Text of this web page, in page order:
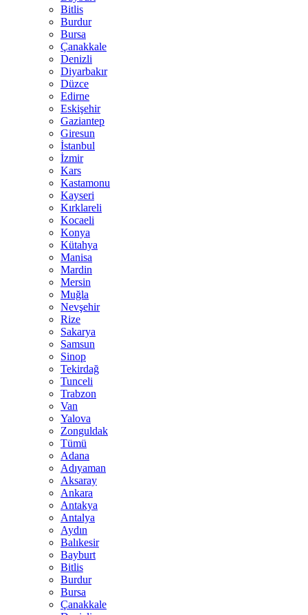
Bitlis
Burdur
Bursa
Çanakkale
Denizli
Diyarbakır
Düzce
Edirne
Eskişehir
Gaziantep
Giresun
İstanbul
İzmir
Kars
Kastamonu
Kayseri
Kırklareli
Kocaeli
Konya
Kütahya
Manisa
Mardin
Mersin
Muğla
Nevşehir
Rize
Sakarya
Samsun
Sinop
Tekirdağ
Tunceli
Trabzon
Van
Yalova
Zonguldak
Tümü
Adana
Adıyaman
Aksaray
Ankara
Antakya
Antalya
Aydın
Balıkesir
Bayburt
Bitlis
Burdur
Bursa
Çanakkale